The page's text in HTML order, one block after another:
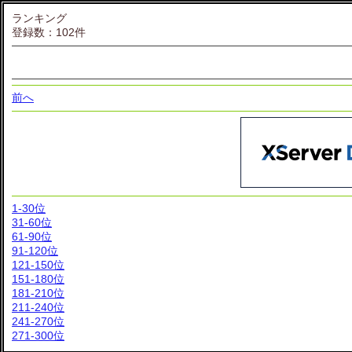
ランキング
登録数：102件
前へ
1-30位
31-60位
61-90位
91-120位
121-150位
151-180位
181-210位
211-240位
241-270位
271-300位